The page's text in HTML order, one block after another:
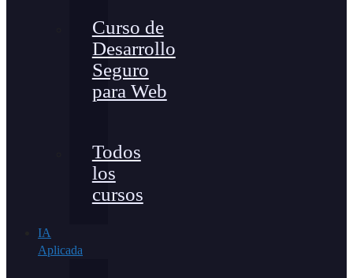
Curso de
Desarrollo
Seguro
para Web
Todos
los
cursos
IA
Aplicada